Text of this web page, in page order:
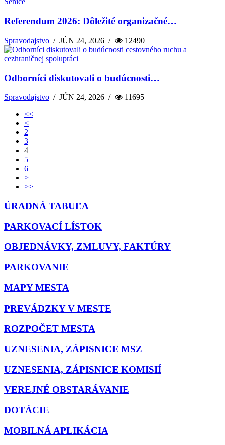
Referendum 2026: Dôležité organizačné…
Spravodajstvo /JÚN 24, 2026 / 12490
Odborníci diskutovali o budúcnosti…
Spravodajstvo /JÚN 24, 2026 /
11695
<<
<
2
3
4
5
6
>
>>
ÚRADNÁ TABUĽA
PARKOVACÍ LÍSTOK
OBJEDNÁVKY, ZMLUVY, FAKTÚRY
PARKOVANIE
MAPY MESTA
PREVÁDZKY V MESTE
ROZPOČET MESTA
UZNESENIA, ZÁPISNICE MSZ
UZNESENIA, ZÁPISNICE KOMISIÍ
VEREJNÉ OBSTARÁVANIE
DOTÁCIE
MOBILNÁ APLIKÁCIA